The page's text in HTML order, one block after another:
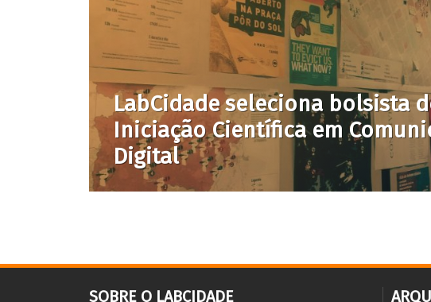
LabCidade seleciona bolsista
Iniciação Científica em
Digital
SOBRE O LABCIDADE